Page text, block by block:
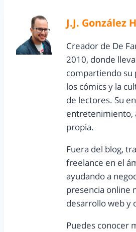
J.J. González
Creador de De
2010, donde
compartiendo su
los cómics y la
de lectores. Su
entretenimiento,
propia.
Fuera del blog,
freelance en el
ayudando a
presencia online
desarrollo web y
Puedes conocer